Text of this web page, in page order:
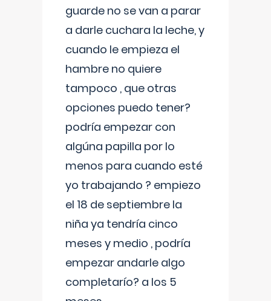
guarde no se van a parar
a darle cuchara la leche, y
cuando le empieza el
hambre no quiere
tampoco , que otras
opciones puedo tener?
podría empezar con
algúna papilla por lo
menos para cuando esté
yo trabajando ? empiezo
el 18 de septiembre la
niña ya tendría cinco
meses y medio , podría
empezar andarle algo
completarío? a los 5